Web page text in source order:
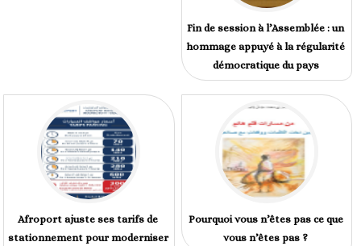
Fin de session à l’Assemblée : un
hommage appuyé à la régularité
démocratique du pays
Afroport ajuste ses tarifs de
stationnement pour moderniser
Pourquoi vous n’êtes pas ce que
vous n’êtes pas ?